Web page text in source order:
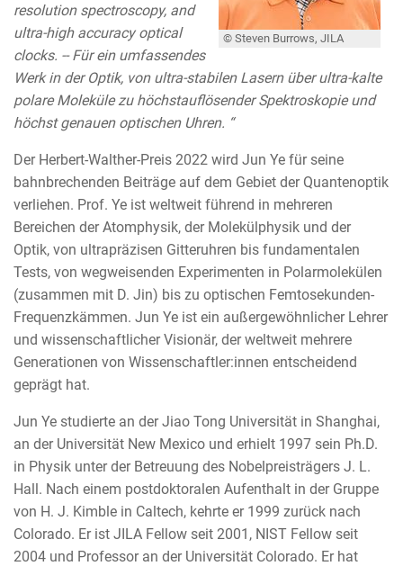
© Steven Burrows, JILA
resolution spectroscopy, and
ultra-high accuracy optical
clocks. -- Für ein umfassendes
Werk in der Optik, von ultra-stabilen Lasern über ultra-kalte
polare Moleküle zu höchstauflösender Spektroskopie und
höchst genauen optischen Uhren. “
Der Herbert-Walther-Preis 2022 wird Jun Ye für seine
bahnbrechenden Beiträge auf dem Gebiet der Quantenoptik
verliehen. Prof. Ye ist weltweit führend in mehreren
Bereichen der Atomphysik, der Molekülphysik und der
Optik, von ultrapräzisen Gitteruhren bis fundamentalen
Tests, von wegweisenden Experimenten in Polarmolekülen
(zusammen mit D. Jin) bis zu optischen Femtosekunden-
Frequenzkämmen. Jun Ye ist ein außergewöhnlicher Lehrer
und wissenschaftlicher Visionär, der weltweit mehrere
Generationen von Wissenschaftler:innen entscheidend
geprägt hat.
Jun Ye studierte an der Jiao Tong Universität in Shanghai,
an der Universität New Mexico und erhielt 1997 sein Ph.D.
in Physik unter der Betreuung des Nobelpreisträgers J. L.
Hall. Nach einem postdoktoralen Aufenthalt in der Gruppe
von H. J. Kimble in Caltech, kehrte er 1999 zurück nach
Colorado. Er ist JILA Fellow seit 2001, NIST Fellow seit
2004 und Professor an der Universität Colorado. Er hat